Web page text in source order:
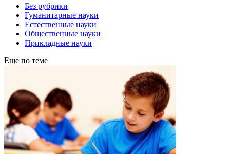
Без рубрики
Гуманитарные науки
Естественные науки
Общественные науки
Прикладные науки
Еще по теме